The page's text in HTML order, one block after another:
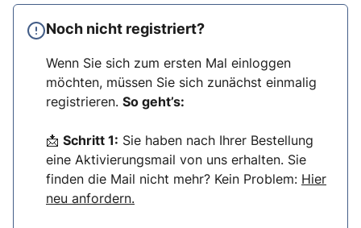
Noch nicht registriert?
Wenn Sie sich zum ersten Mal einloggen
möchten, müssen Sie sich zunächst einmalig
registrieren. So geht’s:
📩 Schritt 1: Sie haben nach Ihrer Bestellung
eine Aktivierungsmail von uns erhalten. Sie
finden die Mail nicht mehr? Kein Problem: Hier
neu anfordern.